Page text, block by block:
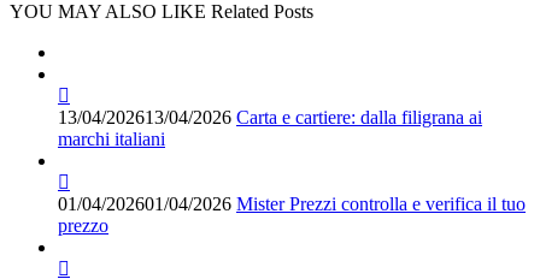
YOU MAY ALSO LIKE Related Posts
13/04/202613/04/2026 Carta e cartiere: dalla filigrana ai
marchi italiani
01/04/202601/04/2026 Mister Prezzi controlla e verifica il tuo
prezzo